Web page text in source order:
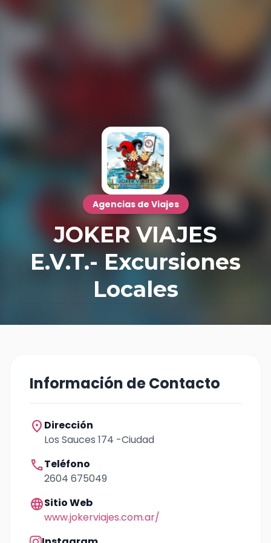
Agencias de Viajes
JOKER VIAJES
E.V.T.- Excursiones
Locales
Información de Contacto
location_on Dirección
Los Sauces 174 -Ciudad
callTeléfono
2604 675049
languageSitio Web
www.jokerviajes.com.ar/